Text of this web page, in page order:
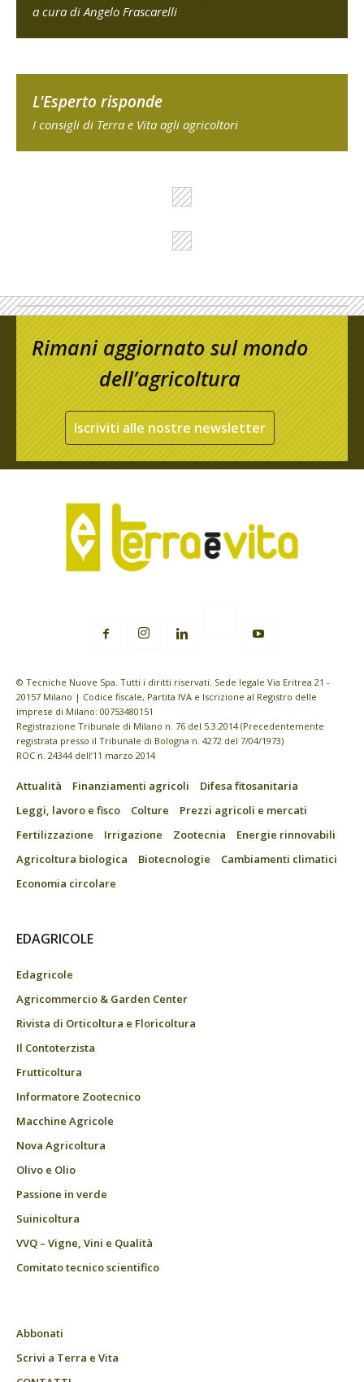
a cura di Angelo Frascarelli
L'Esperto risponde
I consigli di Terra e Vita agli agricoltori
Rimani aggiornato sul mondo
dell’agricoltura
Iscriviti alle nostre newsletter
© Tecniche Nuove Spa. Tutti i diritti riservati. Sede legale Via Eritrea 21 -
20157 Milano | Codice fiscale, Partita IVA e Iscrizione al Registro delle
imprese di Milano: 00753480151
Registrazione Tribunale di Milano n. 76 del 5.3.2014 (Precedentemente
registrata presso il Tribunale di Bologna n. 4272 del 7/04/1973)
ROC n. 24344 dell’11 marzo 2014
Attualità Finanziamenti agricoli
Difesa fitosanitaria
Leggi, lavoro e fisco
Colture
Prezzi agricoli e mercati
Fertilizzazione
Irrigazione Zootecnia
Energie rinnovabili
Agricoltura biologica
Biotecnologie
Cambiamenti climatici
Economia circolare
EDAGRICOLE
Edagricole
Agricommercio & Garden Center
Rivista di Orticoltura e Floricoltura
Il Contoterzista
Frutticoltura
Informatore Zootecnico
Macchine Agricole
Nova Agricoltura
Olivo e Olio
Passione in verde
Suinicoltura
VVQ – Vigne, Vini e Qualità
Comitato tecnico scientifico
Abbonati
Scrivi a Terra e Vita